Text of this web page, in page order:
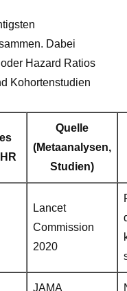
Dabei
Hazard Ratios
Kohortenstudien
Quelle
(Metaanalysen,
Studien)
Lancet
Commission
2020
JAMA